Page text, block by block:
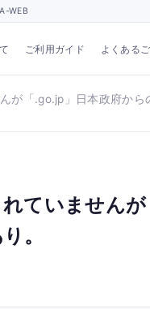
WEB
ご利用ガイド よくある
が「.go.jp」日本政府から
ていませんが
。